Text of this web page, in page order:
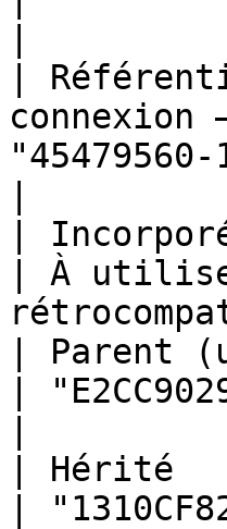
|
"45479560-
|
| À
| Parent
|
| Hérité
|